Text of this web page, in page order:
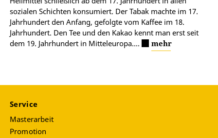
sozialen Schichten konsumiert. Der Tabak machte im 17.
Jahrhundert den Anfang, gefolgte vom Kaffee im 18.
Jahrhundert. Den Tee und den Kakao kennt man erst seit
dem 19. Jahrhundert in Mitteleuropa....
mehr
Service
Masterarbeit
Promotion